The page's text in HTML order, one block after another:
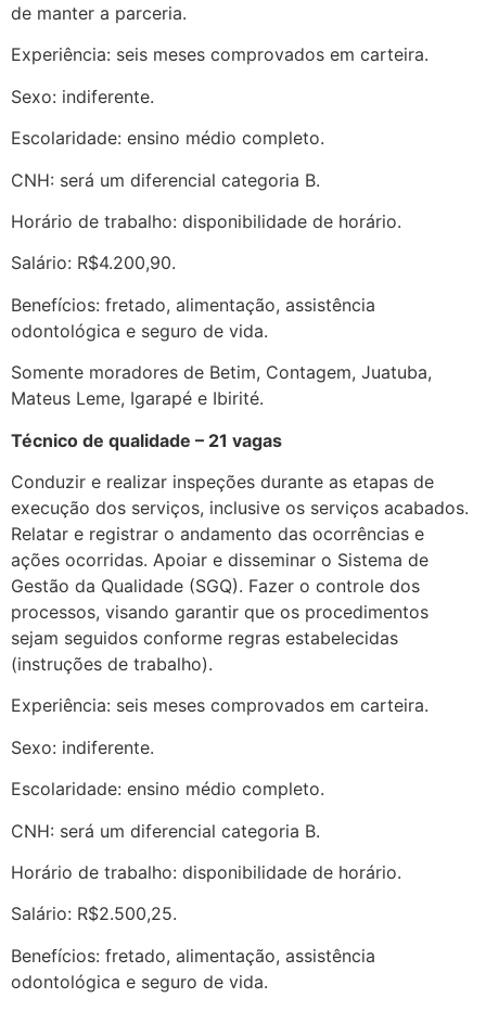
de manter a parceria.
Experiência: seis meses comprovados em carteira.
Sexo: indiferente.
Escolaridade: ensino médio completo.
CNH: será um diferencial categoria B.
Horário de trabalho: disponibilidade de horário.
Salário: R$4.200,90.
Benefícios: fretado, alimentação, assistência
odontológica e seguro de vida.
Somente moradores de Betim, Contagem, Juatuba,
Mateus Leme, Igarapé e Ibirité.
Técnico de qualidade – 21 vagas
Conduzir e realizar inspeções durante as etapas de
execução dos serviços, inclusive os serviços acabados.
Relatar e registrar o andamento das ocorrências e
ações ocorridas. Apoiar e disseminar o Sistema de
Gestão da Qualidade (SGQ). Fazer o controle dos
processos, visando garantir que os procedimentos
sejam seguidos conforme regras estabelecidas
(instruções de trabalho).
Experiência: seis meses comprovados em carteira.
Sexo: indiferente.
Escolaridade: ensino médio completo.
CNH: será um diferencial categoria B.
Horário de trabalho: disponibilidade de horário.
Salário: R$2.500,25.
Benefícios: fretado, alimentação, assistência
odontológica e seguro de vida.